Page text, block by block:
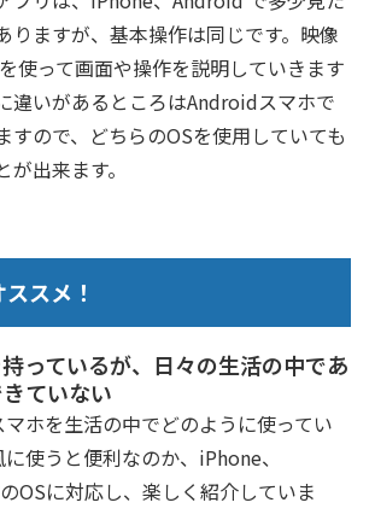
りますが、基本操作は同じです。映像
使って画面や操作を説明していきます
違いがあるところはAndroidスマホで
すので、どちらのOSを使用していても
出来ます。
スメ！
っているが、日々の生活の中であ
ていない
ホを生活の中でどのように使ってい
使うと便利なのか、iPhone、
OSに対応し、楽しく紹介していま